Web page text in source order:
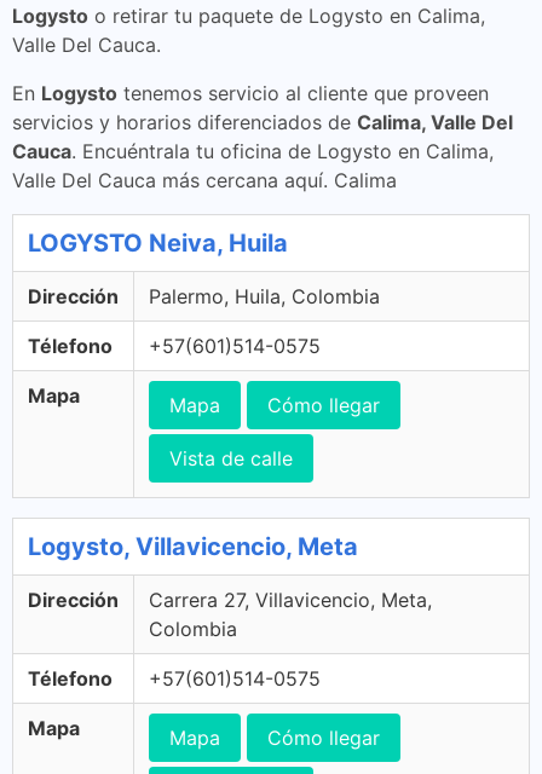
Logysto o retirar tu paquete de Logysto en Calima,
Valle Del Cauca.
En Logysto tenemos servicio al cliente que proveen
servicios y horarios diferenciados de Calima, Valle Del
Cauca. Encuéntrala tu oficina de Logysto en Calima,
Valle Del Cauca más cercana aquí. Calima
LOGYSTO Neiva, Huila
Dirección Palermo, Huila, Colombia
Télefono +57(601)514-0575
Mapa Mapa Cómo llegar
Vista de calle
Logysto, Villavicencio, Meta
Dirección
Carrera 27, Villavicencio, Meta,
Colombia
Télefono +57(601)514-0575
Mapa Mapa Cómo llegar